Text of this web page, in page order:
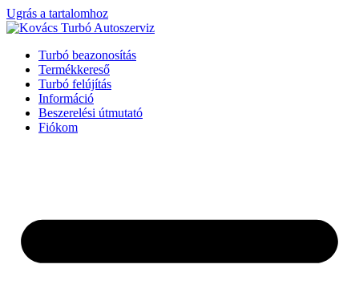
Ugrás a tartalomhoz
Turbó beazonosítás
Termékkereső
Turbó felújítás
Információ
Beszerelési útmutató
Fiókom